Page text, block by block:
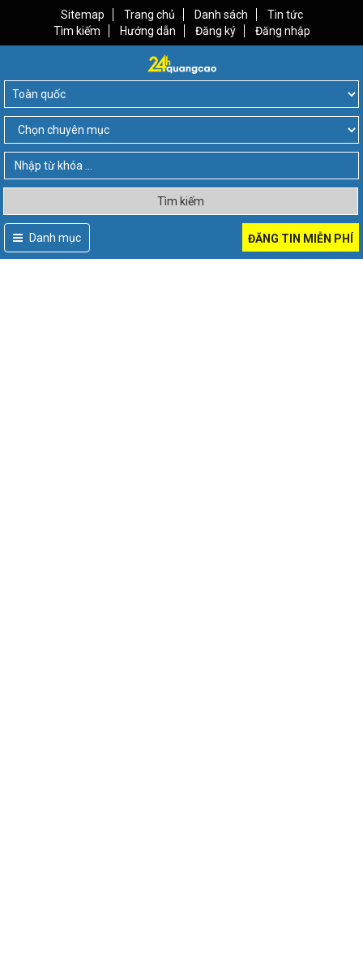
Sitemap Trang chủ Danh sách
Tin tức
Tìm kiếm
Hướng dẫn Đăng ký Đăng nhập
Tìm kiếm
Danh mục ĐĂNG TIN MIỄN PHÍ